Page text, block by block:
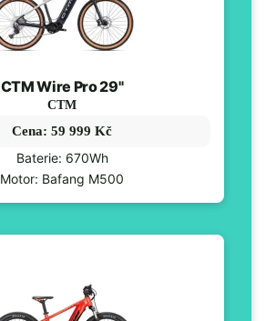
CTM Wire Pro 29"
CTM
Cena: 59 999 Kč
Baterie: 670Wh
Motor: Bafang M500